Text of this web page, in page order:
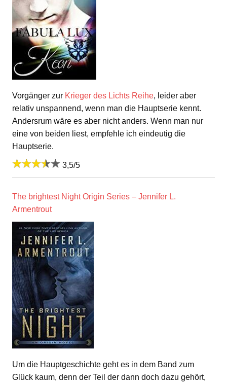
Vorgänger zur Krieger des Lichts Reihe, leider aber
relativ unspannend, wenn man die Hauptserie kennt.
Andersrum wäre es aber nicht anders. Wenn man nur
eine von beiden liest, empfehle ich eindeutig die
Hauptserie.
3,5/5
The brightest Night Origin Series – Jennifer L.
Armentrout
Um die Hauptgeschichte geht es in dem Band zum
Glück kaum, denn der Teil der dann doch dazu gehört,